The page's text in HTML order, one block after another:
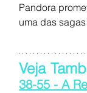
Pandora
uma das
Veja
38-55 - A